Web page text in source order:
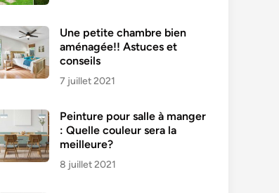
Une petite chambre bien
aménagée!! Astuces et
conseils
7 juillet 2021
Peinture pour salle à manger
: Quelle couleur sera la
meilleure?
8 juillet 2021